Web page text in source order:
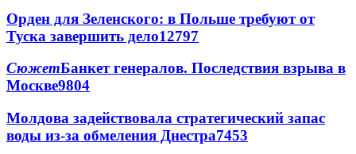
Орден для Зеленского: в Польше требуют от
Туска завершить дело12797
СюжетБанкет генералов. Последствия взрыва в
Москве9804
Молдова задействовала стратегический запас
воды из-за обмеления Днестра7453